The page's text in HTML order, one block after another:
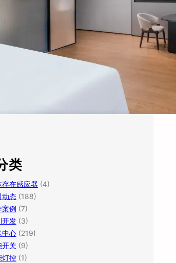
类
存在感应器 (4)
动态 (188)
案例 (7)
开发 (3)
中心 (219)
开关 (9)
灯控 (1)